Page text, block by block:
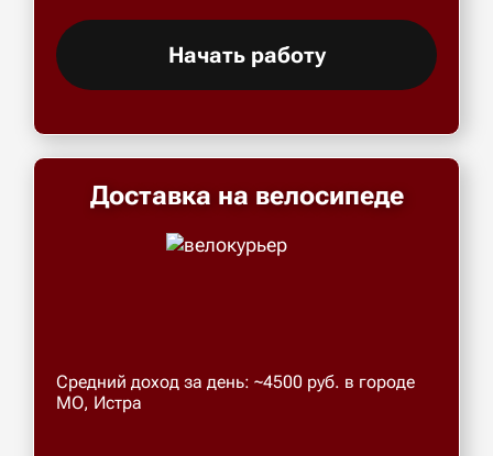
Начать работу
Доставка на велосипеде
Средний доход за день: ~4500 руб. в городе
МО, Истра